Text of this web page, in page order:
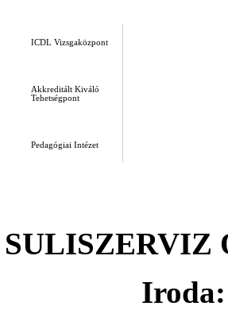
ICDL Vizsgaközpont
Akkreditált Kiváló
Tehetségpont
Pedagógiai Intézet
SULISZERVIZ
Iroda: